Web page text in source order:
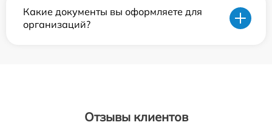
Какие документы вы оформляете для
организаций?
Отзывы клиентов